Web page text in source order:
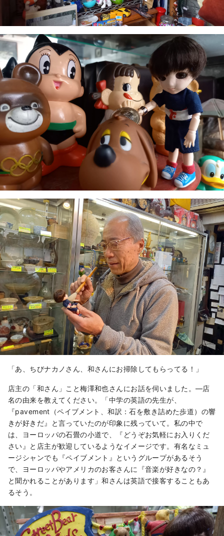
「あ、ちびナカノさん、和さんにお掃除してもらってる！」
店主の「和さん」こと梅澤和也さんにお話を伺いました。―店
名の由来を教えてください。「中学の英語の先生が、
『pavement（ペイブメント、和訳：石を敷き詰めた歩道）の響
きが好きだ』と言っていたのが印象に残っていて。私の中で
は、ヨーロッパの石畳の小道で、『どうぞお気軽にお入りくだ
さい』と店主が歓迎しているようなイメージです。有名なミュ
ージシャンでも『ペイブメント』というグループがあるそう
で、ヨーロッパやアメリカのお客さんに『音楽が好きなの？』
と聞かれることがあります」和さんは英語で接客することもあ
るそう。